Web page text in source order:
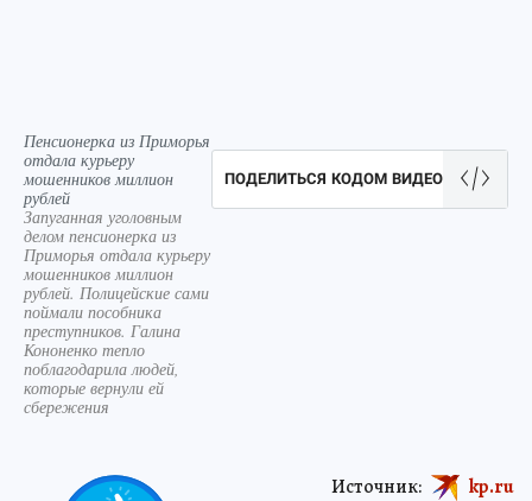
Пенсионерка из Приморья
отдала курьеру
мошенников миллион
рублей
Запуганная уголовным
делом пенсионерка из
Приморья отдала курьеру
мошенников миллион
рублей. Полицейские сами
поймали пособника
преступников. Галина
Кононенко тепло
поблагодарила людей,
которые вернули ей
сбережения
ПОДЕЛИТЬСЯ КОДОМ ВИДЕО
Источник: kp.ru